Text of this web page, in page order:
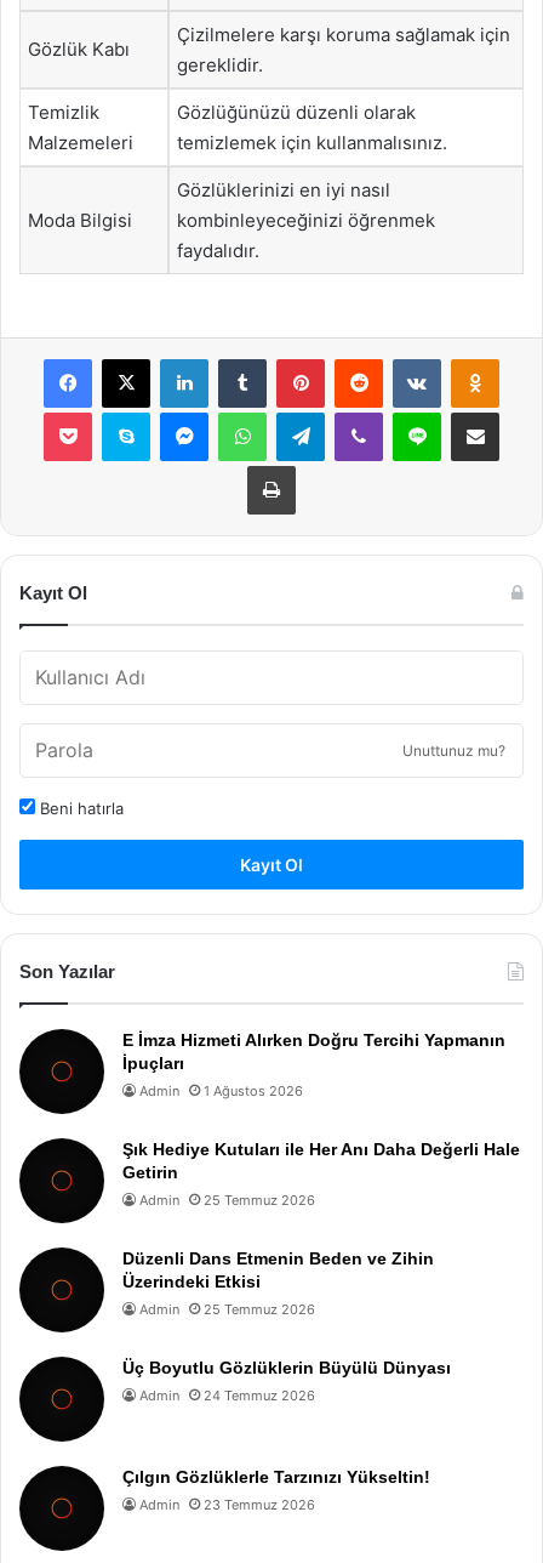
Gözlük Kabı
Çizilmelere karşı koruma sağlamak için
gereklidir.
Temizlik
Malzemeleri
Gözlüğünüzü düzenli olarak
temizlemek için kullanmalısınız.
Moda Bilgisi
Gözlüklerinizi en iyi nasıl
kombinleyeceğinizi öğrenmek
faydalıdır.
Facebook
X LinkedInTumblr PinterestReddit VKontakte
Pocket Skype MessengerWhatsAppTelegramViber Line E-Posta ile
Yazdır
Kayıt Ol
Unuttunuz mu?
Beni hatırla
Kayıt Ol
Son Yazılar
E İmza Hizmeti Alırken Doğru Tercihi Yapmanın
İpuçları
Admin 1 Ağustos 2026
Şık Hediye Kutuları ile Her Anı Daha Değerli Hale
Getirin
Admin 25 Temmuz 2026
Düzenli Dans Etmenin Beden ve Zihin
Üzerindeki Etkisi
Admin 25 Temmuz 2026
Üç Boyutlu Gözlüklerin Büyülü Dünyası
Admin 24 Temmuz 2026
Çılgın Gözlüklerle Tarzınızı Yükseltin!
Admin 23 Temmuz 2026